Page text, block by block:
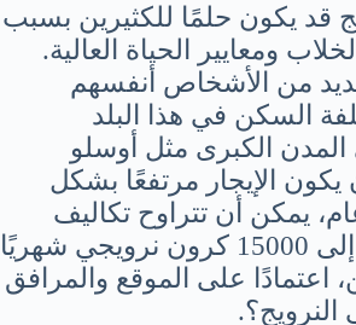
قد يكون حلمًا للكثيرين بسبب
ومعايير الحياة العالية.
من الأشخاص أنفسهم
السكن في هذا البلد
المدن الكبرى مثل أوسلو
الإيجار مرتفعًا بشكل
يمكن أن تتراوح تكاليف
الإيجار من 8000 إلى 15000 كرون نرويجي شهريًا
اعتمادًا على الموقع والمرافق
النرويج؟.